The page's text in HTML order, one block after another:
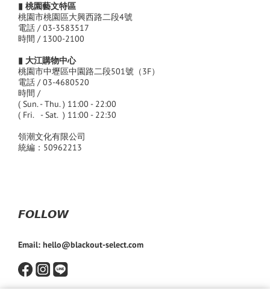
▮ 桃園藝文特區
桃園市桃園區大興西路二段4號
電話 / 03-3583517
時間 / 1300-2100
▮ 大江購物中心
桃園市中壢區中園路二段501號（3F）
電話 / 03-4680520
時間 /
( Sun. - Thu. ) 11:00 - 22:00
( Fri. - Sat. ) 11:00 - 22:30
領潮文化有限公司
統編：50962213
𝙁𝙊𝙇𝙇𝙊𝙒
Email: hello@blackout-select.com